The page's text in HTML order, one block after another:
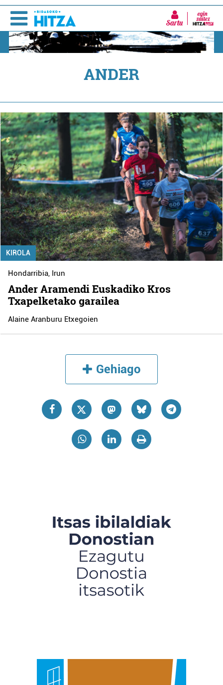
Sartu
ANDER
KIROLA
Hondarribia, Irun
Ander Aramendi Euskadiko Kros
Txapelketako garailea
Alaine Aranburu Etxegoien
Gehiago